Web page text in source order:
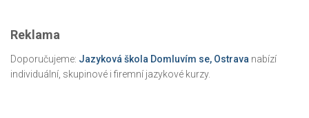
Reklama
Doporučujeme: Jazyková škola Domluvím se, Ostrava nabízí
individuální, skupinové i firemní jazykové kurzy.